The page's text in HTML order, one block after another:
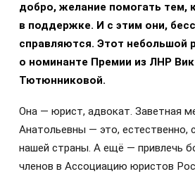
добро, желание помогать тем,
в поддержке. И с этим они,
справляются. Этот небольшой
о номинанте Премии из ЛНР
Тютюнниковой.
Она — юрист, адвокат. Заветная
Анатольевны — это, естественно,
нашей страны. А ещё — привлечь
членов в Ассоциацию юристов